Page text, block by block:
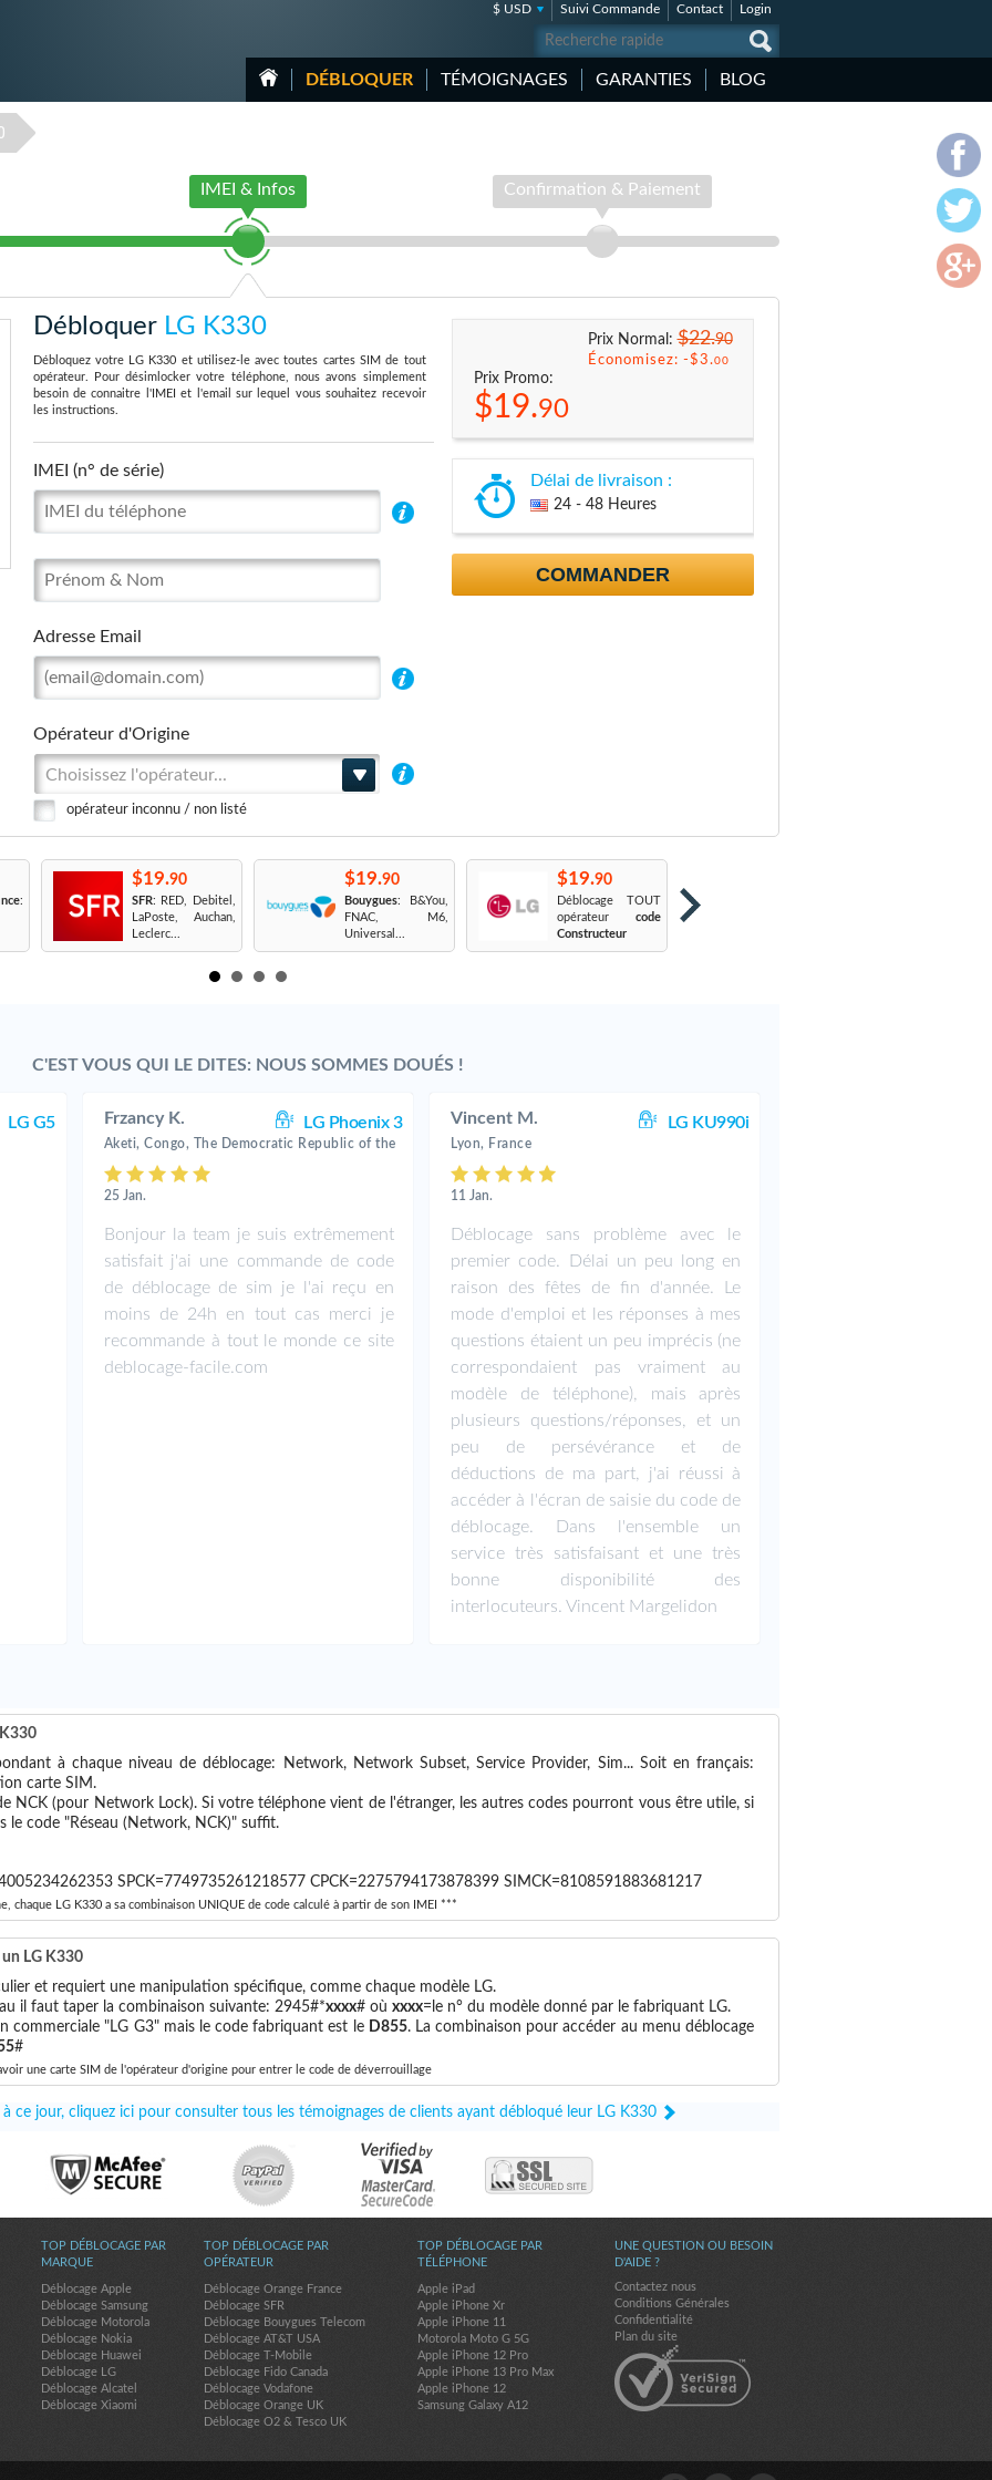
$ USD Suivi Commande Contact Login
DÉBLOQUER TÉMOIGNAGES GARANTIES BLOG
IMEI & Infos Confirmation & Paiement
Débloquer LG K330
Débloquez votre LG K330 et utilisez-le avec toutes cartes SIM de tout
opérateur. Pour désimlocker votre téléphone, nous avons simplement
besoin de connaitre l'IMEI et l'email sur lequel vous souhaitez recevoir
les instructions.
IMEI (n° de série)
Adresse Email
Opérateur d'Origine
Choisissez l'opérateur...
opérateur inconnu / non listé
Prix Normal:$22.90
Économisez: -$3.00
Prix Promo:
$19.90
Délai de livraison :
24 - 48 Heures
COMMANDER
:
$19.90
SFR: RED, Debitel,
LaPoste, Auchan,
Leclerc...
$19.90
Bouygues: B&You,
FNAC, M6,
Universal...
$19.90
Déblocage TOUT
opérateur code
Constructeur
C'EST VOUS QUI LE DITES: NOUS SOMMES DOUÉS !
LG G5 Frzancy K. LG Phoenix 3
Aketi, Congo, The Democratic Republic of the
25 Jan.
Bonjour la team je suis extrêmement
satisfait j'ai une commande de code
de déblocage de sim je l'ai reçu en
moins de 24h en tout cas merci je
recommande à tout le monde ce site
deblocage-facile.com
Vincent M. LG KU990i
Lyon, France
11 Jan.
Déblocage sans problème avec le
premier code. Délai un peu long en
raison des fêtes de fin d'année. Le
mode d'emploi et les réponses à mes
questions étaient un peu imprécis (ne
correspondaient pas vraiment au
modèle de téléphone), mais après
plusieurs questions/réponses, et un
peu de persévérance et de
déductions de ma part, j'ai réussi à
accéder à l'écran de saisie du code de
déblocage. Dans l'ensemble un
service très satisfaisant et une très
bonne disponibilité des
interlocuteurs. Vincent Margelidon
à chaque niveau de déblocage: Network, Network Subset, Service Provider, Sim... Soit en français:
carte SIM.
NCK (pour Network Lock). Si votre téléphone vient de l'étranger, les autres codes pourront vous être utile, si
le code "Réseau (Network, NCK)" suffit.
SPCK=7749735261218577 CPCK=2275794173878399 SIMCK=8108591883681217
chaque LG K330 a sa combinaison UNIQUE de code calculé à partir de son IMEI ***
LG K330
et requiert une manipulation spécifique, comme chaque modèle LG.
il faut taper la combinaison suivante: 2945#*xxxx# où xxxx=le n° du modèle donné par le fabriquant LG.
commerciale "LG G3" mais le code fabriquant est le D855. La combinaison pour accéder au menu déblocage
#
une carte SIM de l'opérateur d'origine pour entrer le code de déverrouillage
à ce jour, cliquez ici pour consulter tous les témoignages de clients ayant débloqué leur LG K330
UNE QUESTION OU BESOIN
D'AIDE ?
Contactez nous
Conditions Générales
Confidentialité
Plan du site
TOP DÉBLOCAGE PAR
MARQUE
Déblocage Apple
Déblocage Samsung
Déblocage Motorola
Déblocage Nokia
Déblocage Huawei
Déblocage LG
Déblocage Alcatel
Déblocage Xiaomi
TOP DÉBLOCAGE PAR
OPÉRATEUR
Déblocage Orange France
Déblocage SFR
Déblocage Bouygues Telecom
Déblocage AT&T USA
Déblocage T-Mobile
Déblocage Fido Canada
Déblocage Vodafone
Déblocage Orange UK
Déblocage O2 & Tesco UK
TOP DÉBLOCAGE PAR
TÉLÉPHONE
Apple iPad
Apple iPhone Xr
Apple iPhone 11
Motorola Moto G 5G
Apple iPhone 12 Pro
Apple iPhone 13 Pro Max
Apple iPhone 12
Samsung Galaxy A12